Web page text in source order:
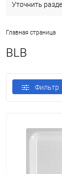
Уточнить
Главная страница
BLB
Фильтр